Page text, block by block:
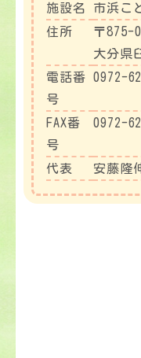
施設名
市浜こ
住所
〒875-
大分県
電話番
号
0972-
FAX番
号
0972-
代表 安藤隆